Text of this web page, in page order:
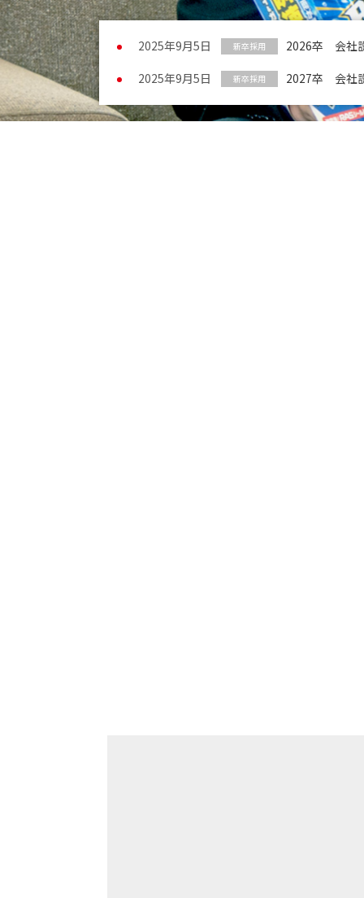
2025年9月5日 新卒採用
2026卒 会社
2025年9月5日
新卒採用 2027卒 会社